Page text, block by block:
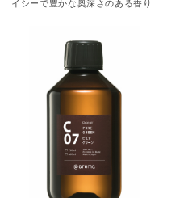
イシーで豊かな奥深さのある香り